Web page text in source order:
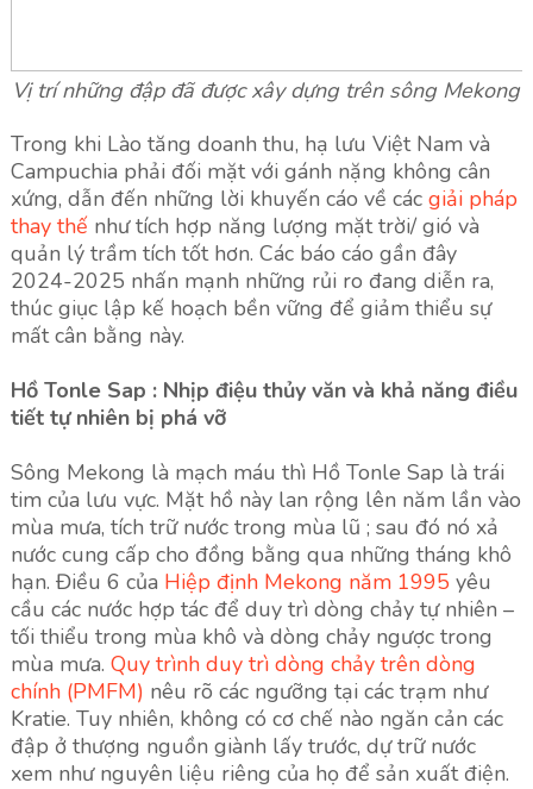
Vị trí những đập đã được xây dựng trên sông Mekong
Trong khi Lào tăng doanh thu, hạ lưu Việt Nam và
Campuchia phải đối mặt với gánh nặng không cân
xứng, dẫn đến những lời khuyến cáo về các giải pháp
thay thế như tích hợp năng lượng mặt trời/ gió và
quản lý trầm tích tốt hơn. Các báo cáo gần đây
2024-2025 nhấn mạnh những rủi ro đang diễn ra,
thúc giục lập kế hoạch bền vững để giảm thiểu sự
mất cân bằng này.
Hồ Tonle Sap : Nhịp điệu thủy văn và khả năng điều
tiết tự nhiên bị phá vỡ
Sông Mekong là mạch máu thì Hồ Tonle Sap là trái
tim của lưu vực. Mặt hồ này lan rộng lên năm lần vào
mùa mưa, tích trữ nước trong mùa lũ ; sau đó nó xả
nước cung cấp cho đồng bằng qua những tháng khô
hạn. Điều 6 của Hiệp định Mekong năm 1995 yêu
cầu các nước hợp tác để duy trì dòng chảy tự nhiên –
tối thiểu trong mùa khô và dòng chảy ngược trong
mùa mưa. Quy trình duy trì dòng chảy trên dòng
chính (PMFM) nêu rõ các ngưỡng tại các trạm như
Kratie. Tuy nhiên, không có cơ chế nào ngăn cản các
đập ở thượng nguồn giành lấy trước, dự trữ nước
xem như nguyên liệu riêng của họ để sản xuất điện.